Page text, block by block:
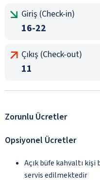
Giriş (Check-in)
16-22
Çıkış (Check-out)
11
Zorunlu Ücretler
Opsiyonel Ücretler
Açık büfe kahvaltı kişi
servis edilmektedir